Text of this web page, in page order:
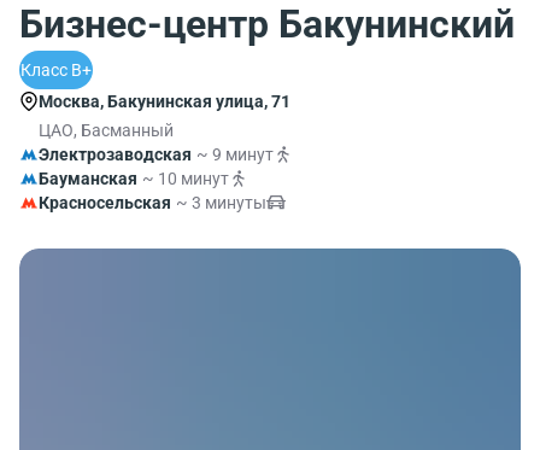
Бизнес-центр Бакунинский
Класс B+
Москва, Бакунинская улица, 71
ЦАО, Басманный
Электрозаводская ~ 9 минут
Бауманская ~ 10 минут
Красносельская ~ 3 минуты